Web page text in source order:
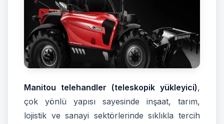
7/24 Destek Hattı
Ücretsiz Teklif Al
Manitou telehandler (teleskopik yükleyici),
çok yönlü yapısı sayesinde inşaat, tarım,
lojistik ve sanayi sektörlerinde sıklıkla tercih